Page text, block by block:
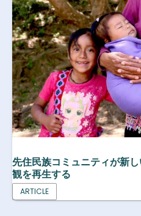
先住民族コミュニティが新
観を再生する
ARTICLE